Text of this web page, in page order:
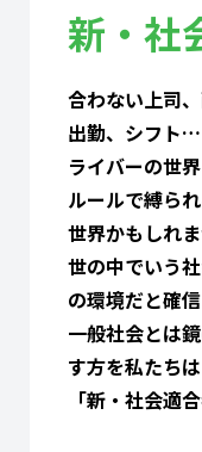
新・社
合わない上司
出勤、シフト…
ライバーの世
ルールで縛ら
世界かもしれま
世の中でいう
の環境だと確信
一般社会とは
す方を私たちは
「新・社会適